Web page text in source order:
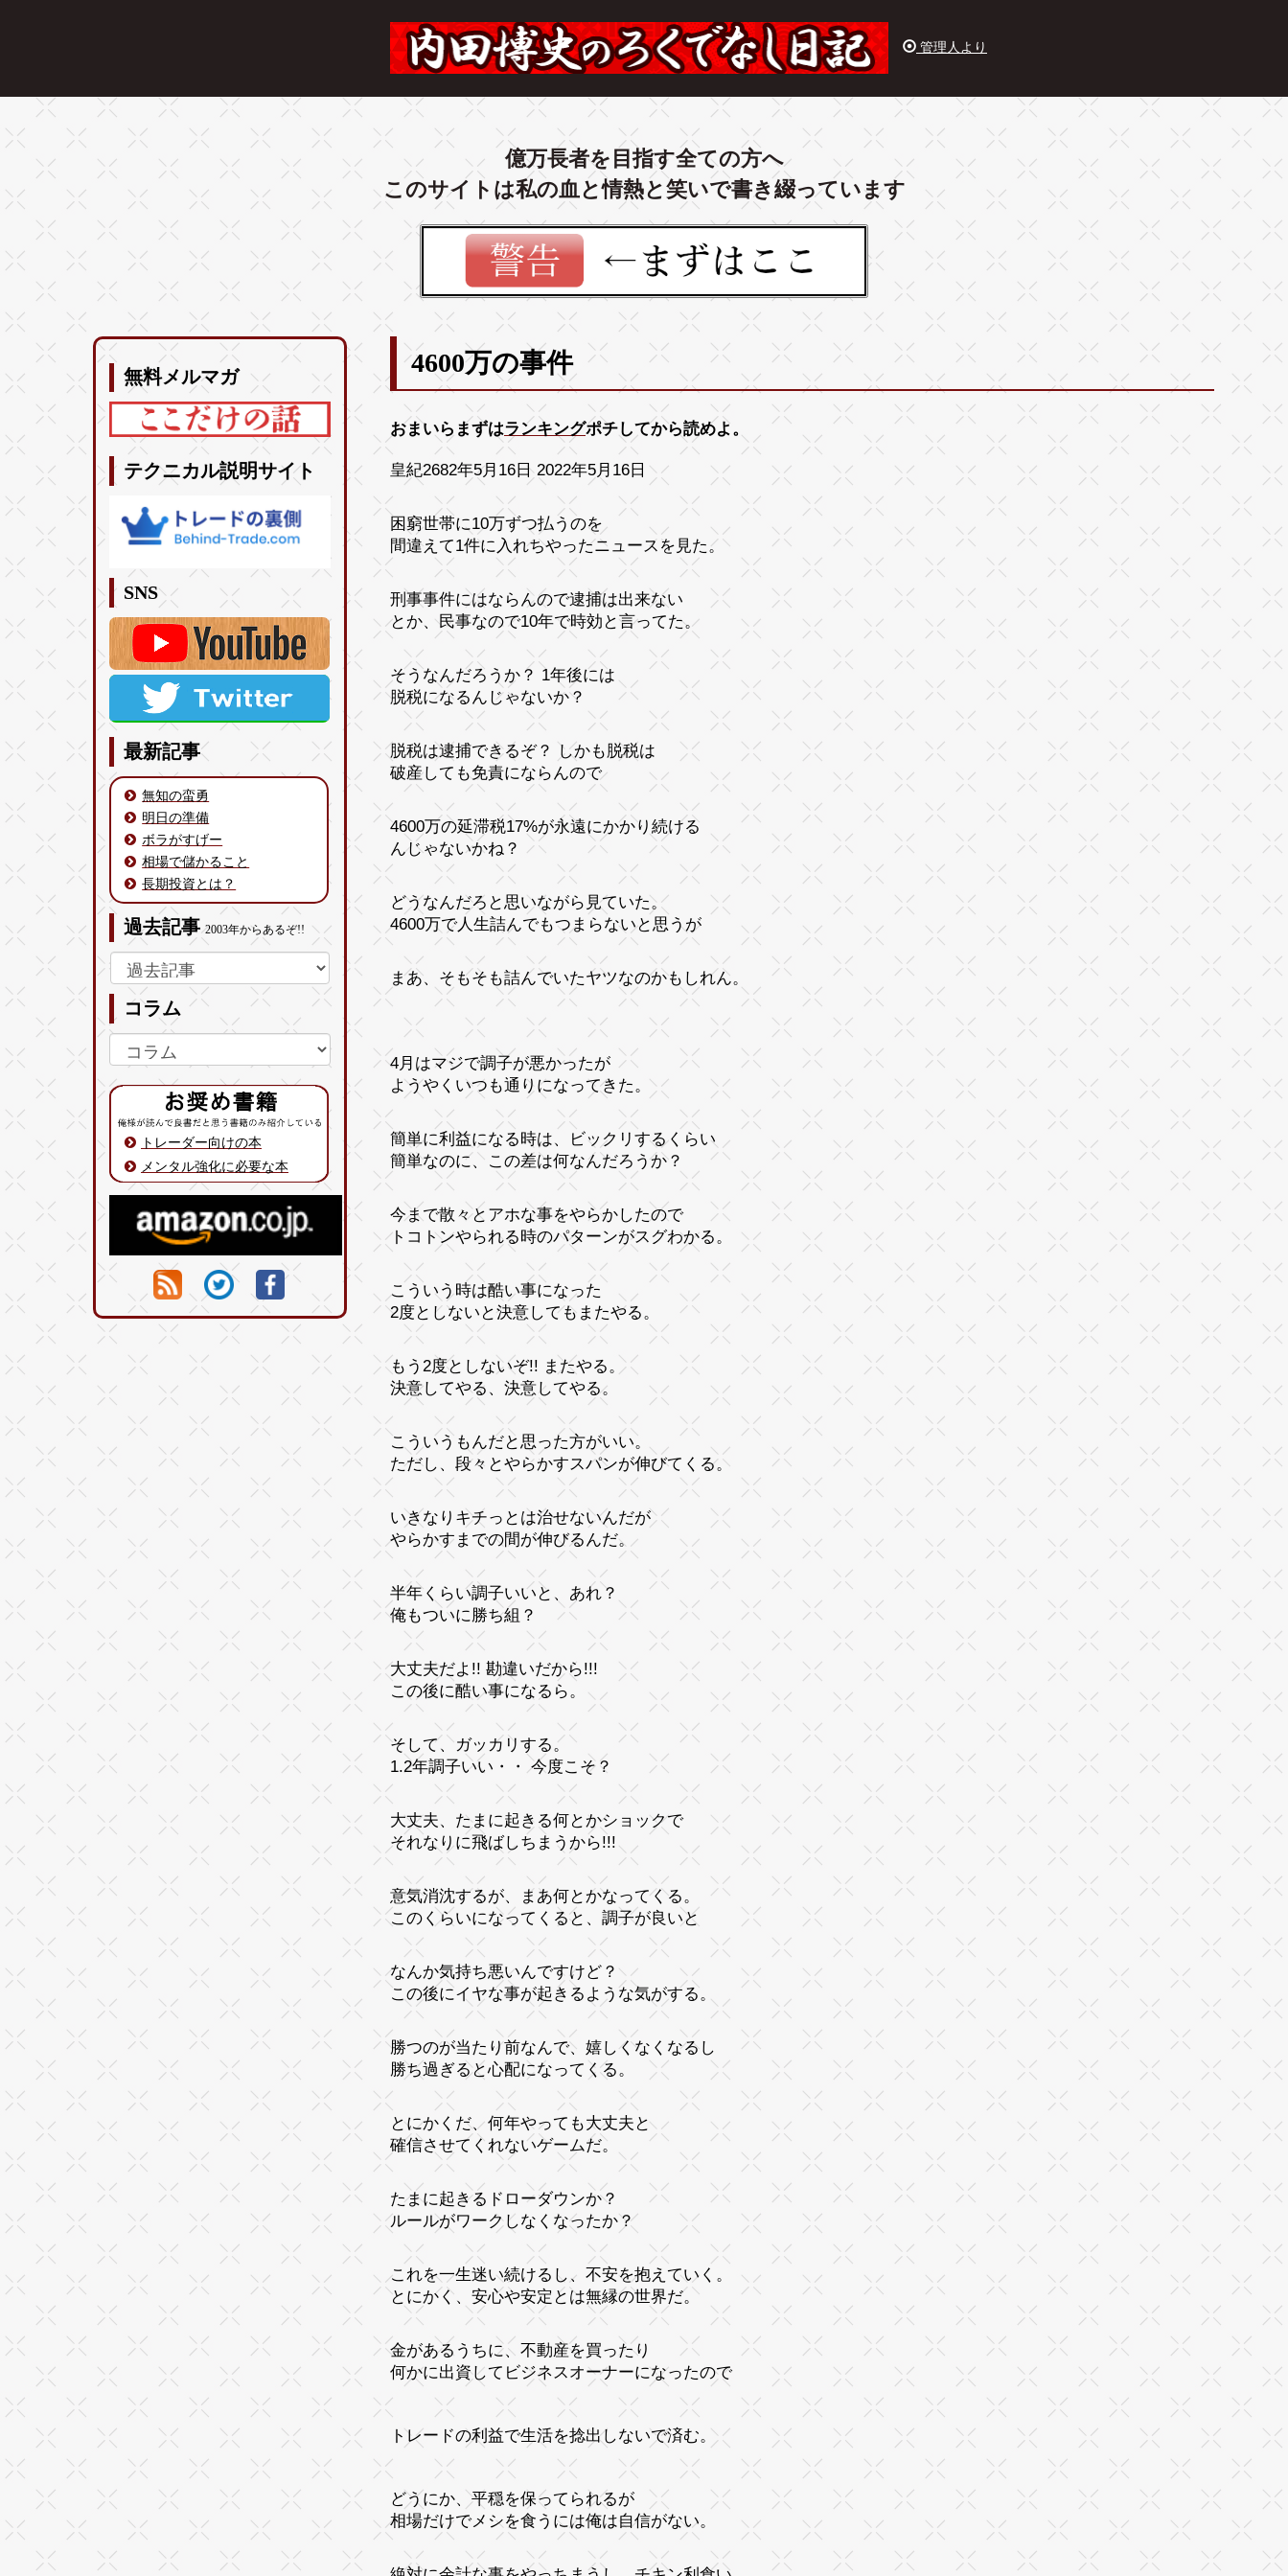
管理人より
億万長者を目指す全ての方へ
このサイトは私の血と情熱と笑いで書き綴っています
無料メルマガ
テクニカル説明サイト
SNS
最新記事
無知の蛮勇
明日の準備
ボラがすげー
相場で儲かること
長期投資とは？
過去記事2003年からあるぞ!!
コラム
トレーダー向けの本
メンタル強化に必要な本
4600万の事件
おまいらまずはランキングポチしてから読めよ。
皇紀2682年5月16日 2022年5月16日
困窮世帯に10万ずつ払うのを
間違えて1件に入れちやったニュースを見た。
刑事事件にはならんので逮捕は出来ない
とか、民事なので10年で時効と言ってた。
そうなんだろうか？ 1年後には
脱税になるんじゃないか？
脱税は逮捕できるぞ？ しかも脱税は
破産しても免責にならんので
4600万の延滞税17%が永遠にかかり続ける
んじゃないかね？
どうなんだろと思いながら見ていた。
4600万で人生詰んでもつまらないと思うが
まあ、そもそも詰んでいたヤツなのかもしれん。
4月はマジで調子が悪かったが
ようやくいつも通りになってきた。
簡単に利益になる時は、ビックリするくらい
簡単なのに、この差は何なんだろうか？
今まで散々とアホな事をやらかしたので
トコトンやられる時のパターンがスグわかる。
こういう時は酷い事になった
2度としないと決意してもまたやる。
もう2度としないぞ!! またやる。
決意してやる、決意してやる。
こういうもんだと思った方がいい。
ただし、段々とやらかすスパンが伸びてくる。
いきなりキチっとは治せないんだが
やらかすまでの間が伸びるんだ。
半年くらい調子いいと、あれ？
俺もついに勝ち組？
大丈夫だよ!! 勘違いだから!!!
この後に酷い事になるら。
そして、ガッカリする。
1.2年調子いい・・ 今度こそ？
大丈夫、たまに起きる何とかショックで
それなりに飛ばしちまうから!!!
意気消沈するが、まあ何とかなってくる。
このくらいになってくると、調子が良いと
なんか気持ち悪いんですけど？
この後にイヤな事が起きるような気がする。
勝つのが当たり前なんで、嬉しくなくなるし
勝ち過ぎると心配になってくる。
とにかくだ、何年やっても大丈夫と
確信させてくれないゲームだ。
たまに起きるドローダウンか？
ルールがワークしなくなったか？
これを一生迷い続けるし、不安を抱えていく。
とにかく、安心や安定とは無縁の世界だ。
金があるうちに、不動産を買ったり
何かに出資してビジネスオーナーになったので
トレードの利益で生活を捻出しないで済む。
どうにか、平穏を保ってられるが
相場だけでメシを食うには俺は自信がない。